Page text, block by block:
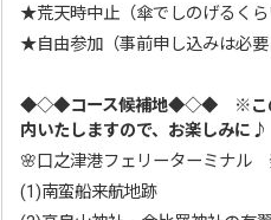
★荒天時中止（傘でしのげるく
★自由参加（事前申し込みは必要
◆◇◆コース候補地◆◇◆ ※この
内いたしますので、お楽しみに♪
🌸口之津港フェリーターミナル
(1)南蛮船来航地跡